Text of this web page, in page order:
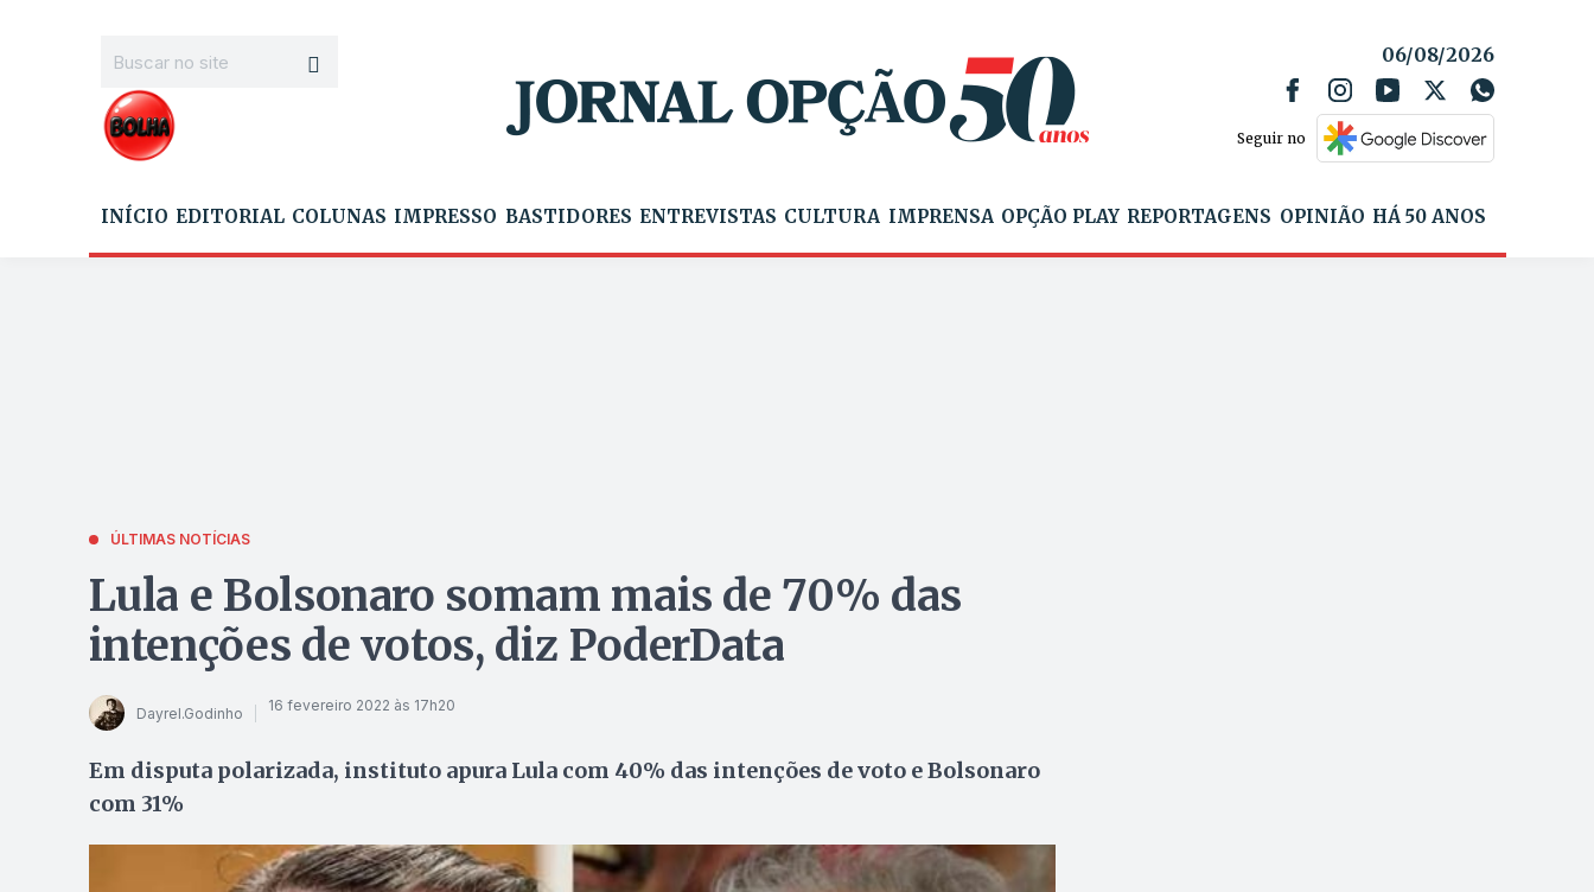
06/08/2026
Seguir no
INÍCIO EDITORIAL COLUNAS IMPRESSO BASTIDORES ENTREVISTAS CULTURA IMPRENSA OPÇÃO PLAY REPORTAGENS OPINIÃO HÁ 50 ANOS
ÚLTIMAS NOTÍCIAS
Lula e Bolsonaro somam mais de 70% das
intenções de votos, diz PoderData
Dayrel.Godinho 16 fevereiro 2022 às 17h20
Em disputa polarizada, instituto apura Lula com 40% das intenções de voto e Bolsonaro
com 31%